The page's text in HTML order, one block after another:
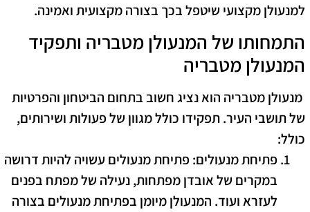
למנעולן מקצועי שיטפל בכך בצורה מקצועית ואמינה.
התמחותו של המנעולן מטבריה ותפקיד
המנעולן מטבריה
מנעולן מטבריה הוא נציג חשוב בתחום הביטחון והפרטיות
של תושבי העיר. תפקידו כולל מגוון של פעולות ושירותים,
כולל:
פתיחת מנעולים: פתיחת מנעולים עשויה להיות דרושה
במקרים של אובדן מפתחות, נעילה של מפתח בפנים
לעזרא ועוד. המנעולן מיומן בפתיחת מנעולים בצורה